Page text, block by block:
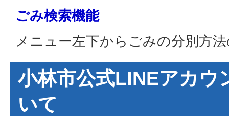
ごみ検索機能
メニュー左下からごみの分別方
小林市公式LINEアカウ
いて